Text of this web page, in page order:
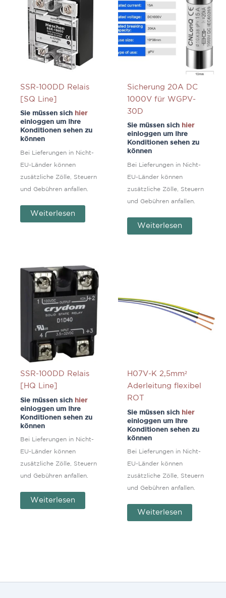
SSR-100DD Relais
[SQ Line]
Sie müssen sich hier
einloggen um Ihre
Konditionen sehen zu
können
Bei Lieferungen in Nicht-
EU-Länder können
zusätzliche Zölle, Steuern
und Gebühren anfallen.
Weiterlesen
Sicherung 20A DC
1000V für WGPV-
30D
Sie müssen sich hier
einloggen um Ihre
Konditionen sehen zu
können
Bei Lieferungen in Nicht-
EU-Länder können
zusätzliche Zölle, Steuern
und Gebühren anfallen.
Weiterlesen
SSR-100DD Relais
[HQ Line]
Sie müssen sich hier
einloggen um Ihre
Konditionen sehen zu
können
Bei Lieferungen in Nicht-
EU-Länder können
zusätzliche Zölle, Steuern
und Gebühren anfallen.
Weiterlesen
H07V-K 2,5mm²
Aderleitung flexibel
ROT
Sie müssen sich hier
einloggen um Ihre
Konditionen sehen zu
können
Bei Lieferungen in Nicht-
EU-Länder können
zusätzliche Zölle, Steuern
und Gebühren anfallen.
Weiterlesen